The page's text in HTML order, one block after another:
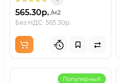
565.30р. /м2
Без НДС: 565.30р.
Популярный